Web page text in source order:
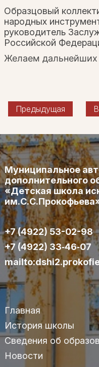
Образцовый
народных
руководитель
Российской
Желаем дальнейших
Предыдущая
Муниципальное
дополнительного
«Детская школа
+7 (4922) 53-02-98
+7 (4922) 33‑46‑07
Главная
История школы
Сведения об
Новости